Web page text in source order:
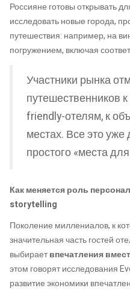
Россияне готовы открывать
исследовать новые города,
путешествия: например, на
погружением, включая
Участники рынка
путешественников
friendly-отелям, к
местах. Все это уже
простого «места
Как меняется роль
storytelling
Поколение миллениалов, к
значительная часть гостей
выбираетвпечатления
этом говорят исследования
развитие экономики